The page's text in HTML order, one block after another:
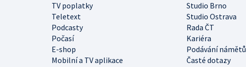
TV poplatky
Studio Brno
Teletext
Studio Ostrava
Podcasty
Rada ČT
Počasí
Kariéra
E-shop
Podávání námětů
Mobilní a TV aplikace
Časté dotazy